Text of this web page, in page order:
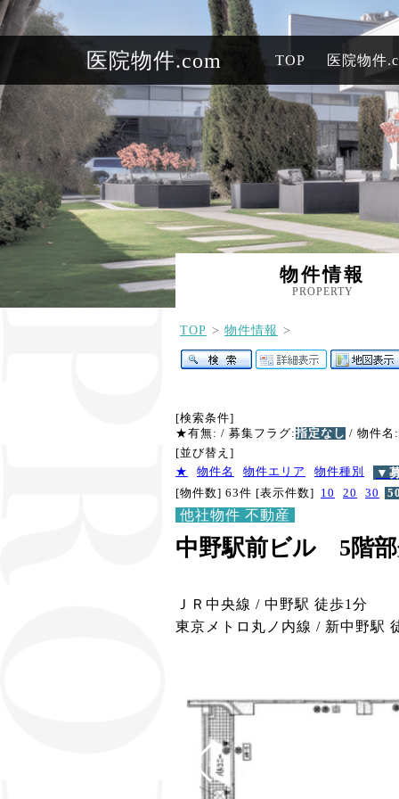
医院物件.com TOP 医院物件
物件情報
PROPERTY
TOP 物件情報
[検索条件]
★有無: / 募集フラグ:指定なし / 物件名:
[並び替え]
★
物件名 物件エリア 物件種別 ▼
[物件数] 63件 [表示件数] 10 20 30
他社物件 不動産
中野駅前ビル 5階
ＪＲ中央線 / 中野駅 徒歩1分
東京メトロ丸ノ内線 / 新中野駅